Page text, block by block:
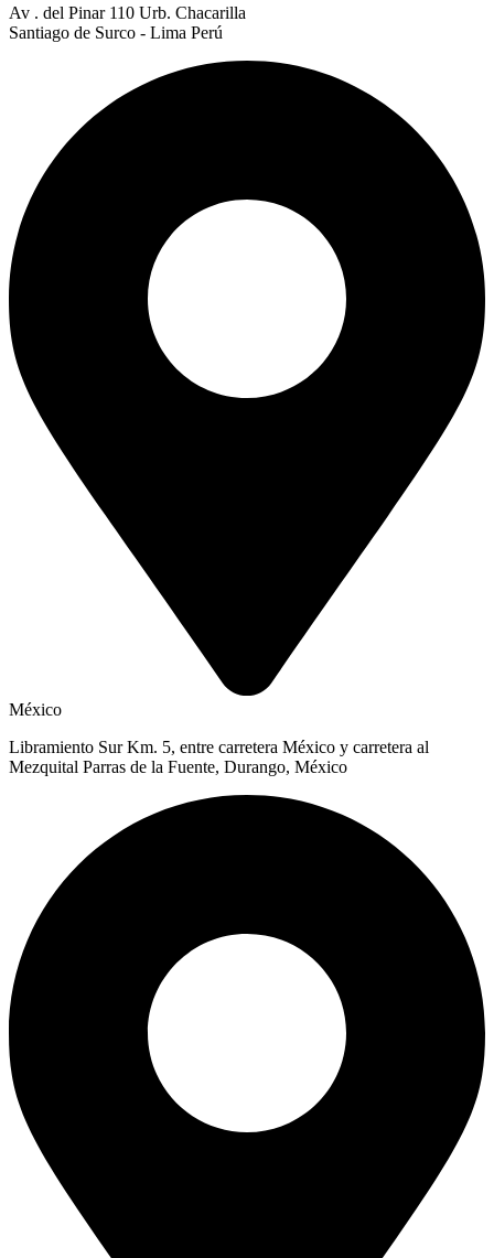
Av . del Pinar 110 Urb. Chacarilla
Santiago de Surco - Lima Perú
México
Libramiento Sur Km. 5, entre carretera México y carretera al
Mezquital Parras de la Fuente, Durango, México